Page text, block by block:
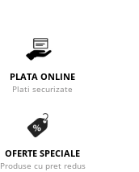
PLATA ONLINE
Plati securizate
OFERTE SPECIALE
Produse cu pret redus